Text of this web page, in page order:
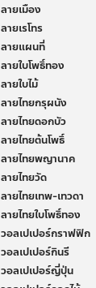
ลายเมือง
ลายเรโทร
ลายแผนที่
ลายใบโพธิ์ทอง
ลายใบไม้
ลายไทยกรุผนัง
ลายไทยดอกบัว
ลายไทยต้นโพธิ์
ลายไทยพญานาค
ลายไทยวัด
ลายไทยเทพ-เทวดา
ลายไทยใบโพธิ์ทอง
วอลเปเปอร์กราฟฟิก
วอลเปเปอร์กินรี
วอลเปเปอร์ญี่ปุ่น